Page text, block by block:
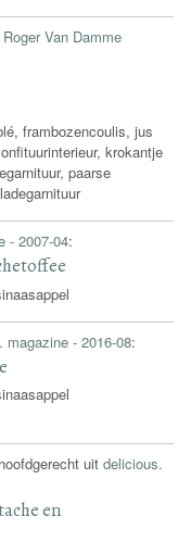
Roger Van Damme
frambozencoulis, jus
krokantje
paarse
- 2007-04:
magazine - 2016-08:
uitdelicious.
en